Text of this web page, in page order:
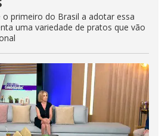
primeiro do Brasil a adotar essa
uma variedade de pratos que vão